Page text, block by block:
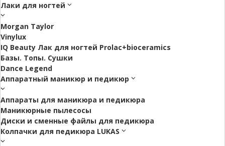
Лаки для ногтей
Morgan Taylor
Vinylux
IQ Beauty Лак для ногтей Prolac+bioceramics
Базы. Топы. Сушки
Dance Legend
Аппаратный маникюр и педикюр
Аппараты для маникюра и педикюра
Маникюрные пылесосы
Диски и сменные файлы для педикюра
Колпачки для педикюра LUKAS